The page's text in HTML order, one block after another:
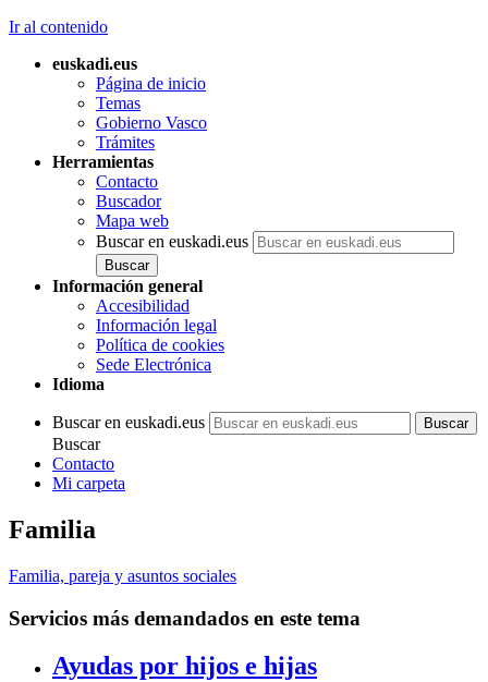
Ir al contenido
euskadi.eus
Página de inicio
Temas
Gobierno Vasco
Trámites
Herramientas
Contacto
Buscador
Mapa web
Buscar en euskadi.eus
Información general
Accesibilidad
Información legal
Política de cookies
Sede Electrónica
Idioma
Buscar en euskadi.eus
Buscar
Contacto
Mi carpeta
Familia
Familia, pareja y asuntos sociales
Servicios más demandados en este tema
Ayudas por hijos e hijas